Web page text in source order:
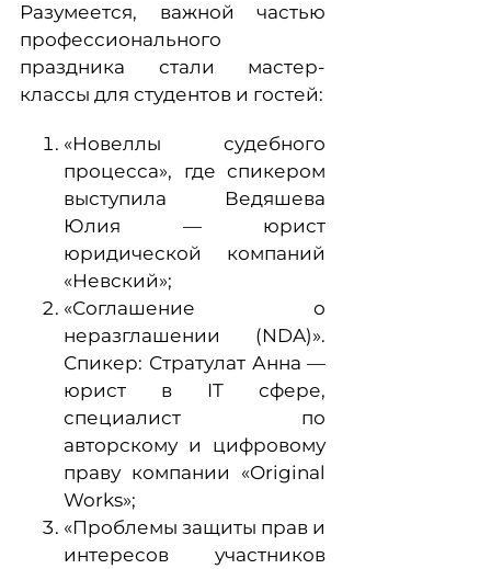
Разумеется, важной частью
профессионального
праздника стали мастер-
классы для студентов и гостей:
«Новеллы судебного
процесса», где спикером
выступила Ведяшева
Юлия — юрист
юридической компаний
«Невский»;
«Соглашение о
неразглашении (NDA)».
Спикер: Стратулат Анна —
юрист в IT сфере,
специалист по
авторскому и цифровому
праву компании «Original
Works»;
«Проблемы защиты прав и
интересов участников